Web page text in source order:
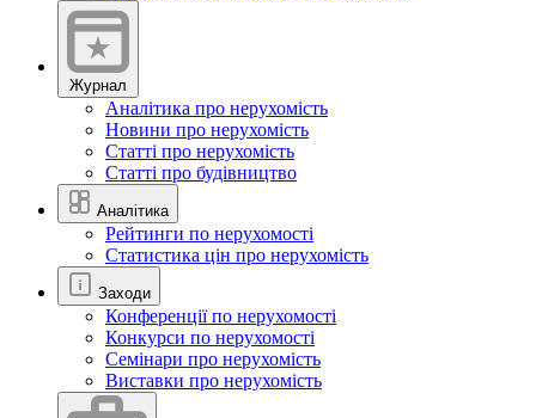
Журнал
Аналітика про нерухомість
Новини про нерухомість
Статті про нерухомість
Статті про будівництво
Аналітика
Рейтинги по нерухомості
Статистика цін про нерухомість
Заходи
Конференції по нерухомості
Конкурси по нерухомості
Семінари про нерухомість
Виставки про нерухомість